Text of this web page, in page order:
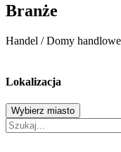
Branże
Handel /Domy handlowe
Lokalizacja
Wybierz miasto